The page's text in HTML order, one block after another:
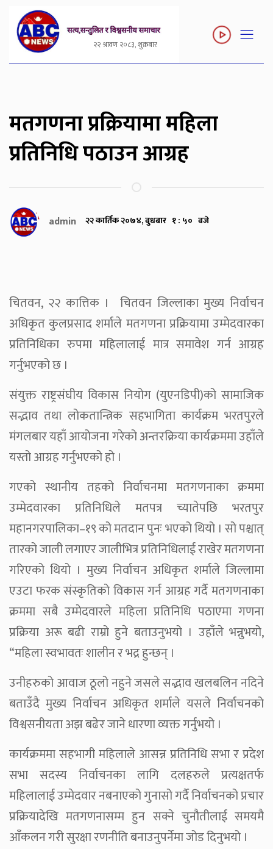
२२ श्रावण २०८३, शुक्रबार
मतगणना प्रक्रियामा महिला
प्रतिनिधि पठाउन आग्रह
admin २२ कार्तिक २०७४, बुधबार १ : ५० बजे
चितवन, २२ कात्तिक । चितवन जिल्लाका मुख्य निर्वाचन
अधिकृत कुलप्रसाद शर्माले मतगणना प्रक्रियामा उम्मेदवारका
प्रतिनिधिका रुपमा महिलालाई मात्र समावेश गर्न आग्रह
गर्नुभएको छ ।
संयुक्त राष्ट्रसंघीय विकास नियोग (युएनडिपी)को सामाजिक
सद्भाव तथा लोकतान्त्रिक सहभागिता कार्यक्रम भरतपुरले
मंगलबार यहाँ आयोजना गरेको अन्तरक्रिया कार्यक्रममा उहाँले
यस्तो आग्रह गर्नुभएको हो ।
गएको स्थानीय तहको निर्वाचनमा मतगणनाका क्रममा
उम्मेदवारका प्रतिनिधिले मतपत्र च्यातेपछि भरतपुर
महानगरपालिका–१९ को मतदान पुनः भएको थियो । सो पश्चात्
तारको जाली लगाएर जालीभित्र प्रतिनिधिलाई राखेर मतगणना
गरिएको थियो । मुख्य निर्वाचन अधिकृत शर्माले जिल्लामा
एउटा फरक संस्कृतिको विकास गर्न आग्रह गर्दै मतगणनाका
क्रममा सबै उम्मेदवारले महिला प्रतिनिधि पठाएमा गणना
प्रक्रिया अरू बढी राम्रो हुने बताउनुभयो । उहाँले भन्नुभयो,
“महिला स्वभावतः शालीन र भद्र हुन्छन् ।
उनीहरुको आवाज ठूलो नहुने जसले सद्भाव खलबलिन नदिने
बताउँदै मुख्य निर्वाचन अधिकृत शर्माले यसले निर्वाचनको
विश्वसनीयता अझ बढेर जाने धारणा व्यक्त गर्नुभयो ।
कार्यक्रममा सहभागी महिलाले आसन्न प्रतिनिधि सभा र प्रदेश
सभा सदस्य निर्वाचनका लागि दलहरुले प्रत्यक्षतर्फ
महिलालाई उम्मेदवार नबनाएको गुनासो गर्दै निर्वाचनको प्रचार
प्रक्रियादेखि मतगणनासम्म हुन सक्ने चुनौतीलाई समयमै
आँकलन गरी सुरक्षा रणनीति बनाउनुपर्नेमा जोड दिनुभयो ।